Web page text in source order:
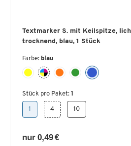
Textmarker S. mit Keilspitze,
trocknend, blau, 1 Stück
Farbe: blau
Stück pro Paket: 1
1 4 10
nur 0,49 €